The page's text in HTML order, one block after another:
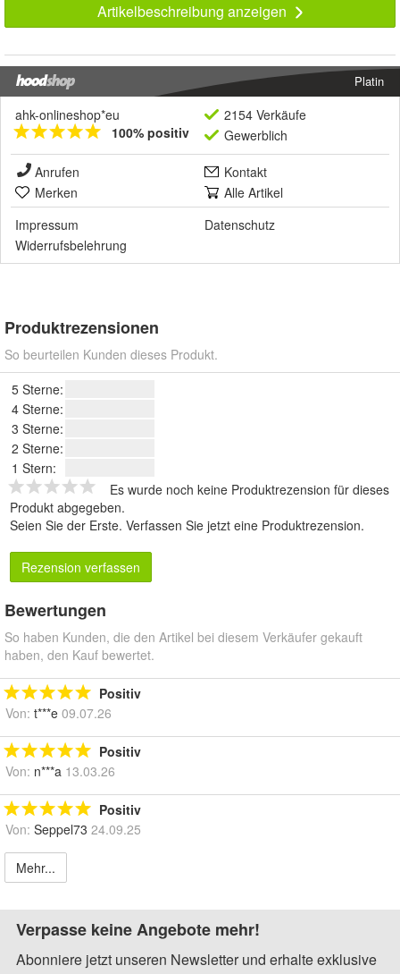
Artikelbeschreibung anzeigen
Platin
ahk-onlineshop*eu
100% positiv
2154 Verkäufe
Gewerblich
Anrufen
Kontakt
Merken
Alle Artikel
Impressum
Datenschutz
Widerrufsbelehrung
Produktrezensionen
So beurteilen Kunden dieses Produkt.
5 Sterne:
4 Sterne:
3 Sterne:
2 Sterne:
1 Stern:
Es wurde noch keine Produktrezension für dieses
Produkt abgegeben.
Seien Sie der Erste. Verfassen Sie jetzt eine Produktrezension.
Rezension verfassen
Bewertungen
So haben Kunden, die den Artikel bei diesem Verkäufer gekauft
haben, den Kauf bewertet.
Positiv
Von: t***e 09.07.26
Positiv
Von: n***a 13.03.26
Positiv
Von: Seppel73 24.09.25
Mehr...
Verpasse keine Angebote mehr!
Abonniere jetzt unseren Newsletter und erhalte exklusive